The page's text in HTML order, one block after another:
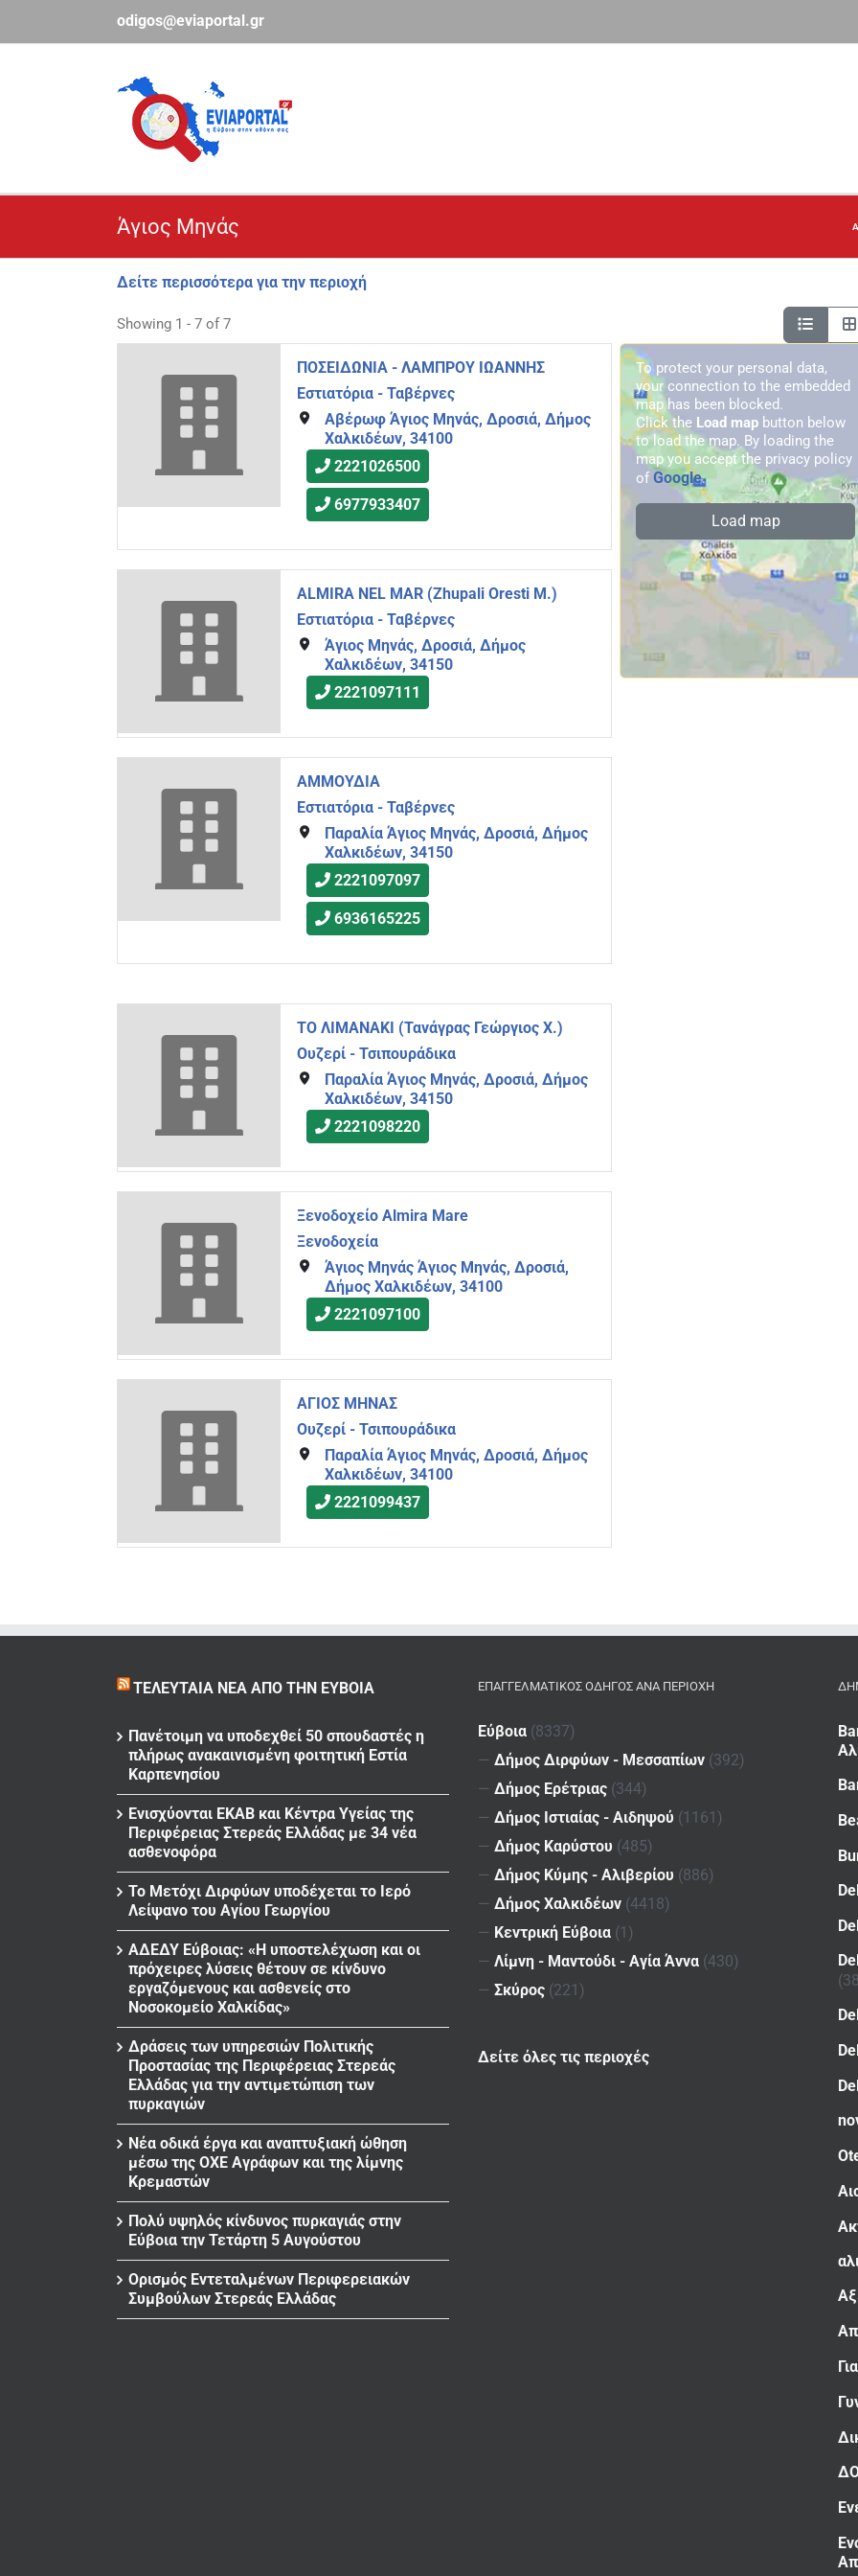
περιεχόμενο
odigos@eviaportal.gr
Άγιος Μηνάς
Δείτε περισσότερα για την περιοχή
Showing 1 - 7 of 7
ΠΟΣΕΙΔΩΝΙΑ - ΛΑΜΠΡΟΥ ΙΩΑΝΝΗΣ
Εστιατόρια - Ταβέρνες
Αβέρωφ Άγιος Μηνάς, Δροσιά, Δήμος
Χαλκιδέων, 34100
2221026500
6977933407
ALMIRA NEL MAR (Zhupali Oresti M.)
Εστιατόρια - Ταβέρνες
Άγιος Μηνάς, Δροσιά, Δήμος
Χαλκιδέων, 34150
2221097111
ΑΜΜΟΥΔΙΑ
Εστιατόρια - Ταβέρνες
Παραλία Άγιος Μηνάς, Δροσιά, Δήμος
Χαλκιδέων, 34150
2221097097
6936165225
ΤΟ ΛΙΜΑΝΑΚΙ (Τανάγρας Γεώργιος Χ.)
Ουζερί - Τσιπουράδικα
Παραλία Άγιος Μηνάς, Δροσιά, Δήμος
Χαλκιδέων, 34150
2221098220
Ξενοδοχείο Almira Mare
Ξενοδοχεία
Άγιος Μηνάς Άγιος Μηνάς, Δροσιά,
Δήμος Χαλκιδέων, 34100
2221097100
ΑΓΙΟΣ ΜΗΝΑΣ
Ουζερί - Τσιπουράδικα
Παραλία Άγιος Μηνάς, Δροσιά, Δήμος
Χαλκιδέων, 34100
2221099437
To protect your personal data,
your connection to the embedded
map has been blocked.
Click the Load map button below
to load the map. By loading the
map you accept the privacy policy
ofGoogle.
Load map
ΤΕΛΕΥΤΑΊΑ ΝΈΑ ΑΠΌ ΤΗΝ ΕΎΒΟΙΑ
Πανέτοιμη να υποδεχθεί 50 σπουδαστές η
πλήρως ανακαινισμένη φοιτητική Εστία
Καρπενησίου
Ενισχύονται ΕΚΑΒ και Κέντρα Υγείας της
Περιφέρειας Στερεάς Ελλάδας με 34 νέα
ασθενοφόρα
Το Μετόχι Διρφύων υποδέχεται το Ιερό
Λείψανο του Αγίου Γεωργίου
ΑΔΕΔΥ Εύβοιας: «Η υποστελέχωση και οι
πρόχειρες λύσεις θέτουν σε κίνδυνο
εργαζόμενους και ασθενείς στο
Νοσοκομείο Χαλκίδας»
Δράσεις των υπηρεσιών Πολιτικής
Προστασίας της Περιφέρειας Στερεάς
Ελλάδας για την αντιμετώπιση των
πυρκαγιών
Νέα οδικά έργα και αναπτυξιακή ώθηση
μέσω της ΟΧΕ Αγράφων και της λίμνης
Κρεμαστών
Πολύ υψηλός κίνδυνος πυρκαγιάς στην
Εύβοια την Τετάρτη 5 Αυγούστου
Ορισμός Εντεταλμένων Περιφερειακών
Συμβούλων Στερεάς Ελλάδας
ΕΠΑΓΓΕΛΜΑΤΙΚΌΣ ΟΔΗΓΌΣ ΑΝΆ ΠΕΡΙΟΧΉ
Εύβοια (8337)
— Δήμος Διρφύων - Μεσσαπίων (392)
— Δήμος Ερέτριας (344)
— Δήμος Ιστιαίας - Αιδηψού (1161)
— Δήμος Καρύστου (485)
— Δήμος Κύμης - Αλιβερίου (886)
— Δήμος Χαλκιδέων (4418)
— Κεντρική Εύβοια (1)
— Λίμνη - Μαντούδι - Αγία Άννα (430)
— Σκύρος (221)
Δείτε όλες τις περιοχές